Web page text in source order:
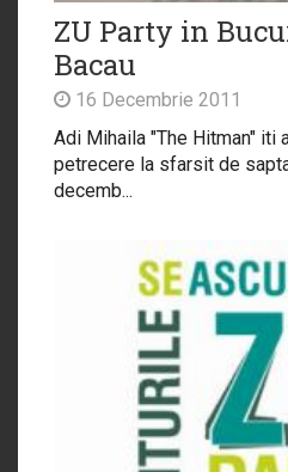
ZU Party in
Bacau
16 Decembrie 2011
Adi Mihaila "The Hitman" iti
petrecere la sfarsit de
decemb...